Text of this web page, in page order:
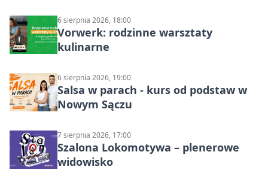
6 sierpnia 2026, 18:00
Vorwerk: rodzinne warsztaty
kulinarne
6 sierpnia 2026, 19:00
Salsa w parach - kurs od podstaw w
Nowym Sączu
7 sierpnia 2026, 17:00
Szalona Lokomotywa – plenerowe
widowisko